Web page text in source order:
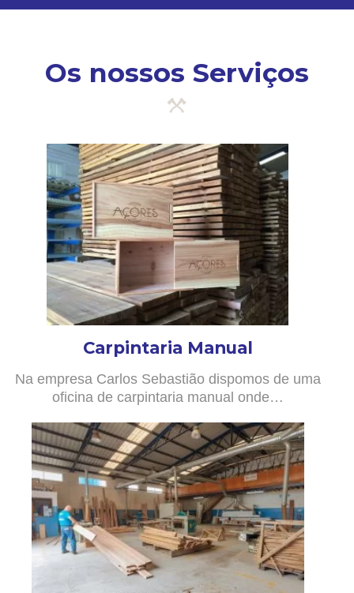
Os nossos Serviços
Carpintaria Manual
Na empresa Carlos Sebastião dispomos de uma
oficina de carpintaria manual onde…